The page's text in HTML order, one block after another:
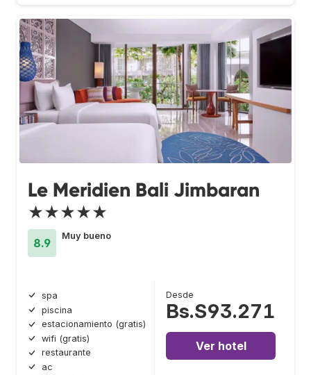
Le Meridien Bali Jimbaran
★★★★★
8.9
Muy bueno
spa
piscina
estacionamiento (gratis)
wifi (gratis)
restaurante
ac
Desde
Bs.S93.271
Ver hotel